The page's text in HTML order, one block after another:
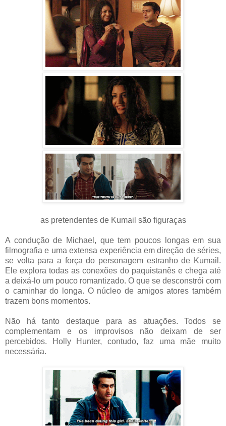
as pretendentes de Kumail são figuraças
A condução de Michael, que tem poucos longas em sua
filmografia e uma extensa experiência em direção de séries,
se volta para a força do personagem estranho de Kumail.
Ele explora todas as conexões do paquistanês e chega até
a deixá-lo um pouco romantizado. O que se desconstrói com
o caminhar do longa. O núcleo de amigos atores também
trazem bons momentos.
Não há tanto destaque para as atuações. Todos se
complementam e os improvisos não deixam de ser
percebidos. Holly Hunter, contudo, faz uma mãe muito
necessária.